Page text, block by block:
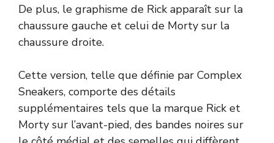
De plus, le graphisme de Rick apparaît sur la
chaussure gauche et celui de Morty sur la
chaussure droite.
Cette version, telle que définie par Complex
Sneakers, comporte des détails
supplémentaires tels que la marque Rick et
Morty sur l’avant-pied, des bandes noires sur